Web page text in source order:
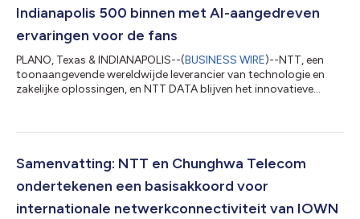
Indianapolis 500 binnen met AI-aangedreven
ervaringen voor de fans
PLANO, Texas & INDIANAPOLIS--(BUSINESS WIRE)--NTT, een
toonaangevende wereldwijde leverancier van technologie en
zakelijke oplossingen, en NTT DATA blijven het innovatieve
Indianapolis 500 van dit jaar. NTT is het moederbedrijf van NTT
INDYCAR, de NTT INDYCAR SERIES, Indianapolis Motor
Speedway (IMS), de Indianap...
Samenvatting: NTT en Chunghwa Telecom
ondertekenen een basisakkoord voor
internationale netwerkconnectiviteit van IOWN